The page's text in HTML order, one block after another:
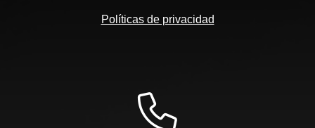
Políticas de privacidad